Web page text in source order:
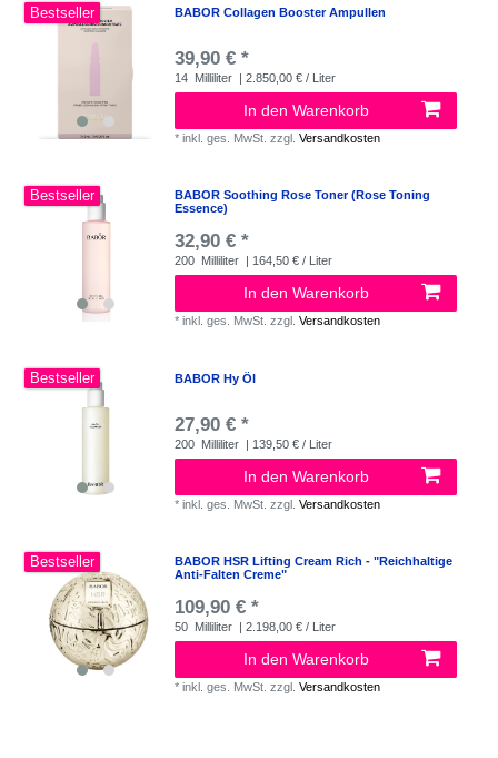
Bestseller BABOR Collagen Booster Ampullen
39,90 € *
14 Milliliter | 2.850,00 € / Liter
In den Warenkorb
*inkl. ges. MwSt. zzgl.Versandkosten
Bestseller
BABOR Soothing Rose Toner (Rose Toning
Essence)
32,90 € *
200 Milliliter | 164,50 € / Liter
In den Warenkorb
*inkl. ges. MwSt. zzgl.Versandkosten
Bestseller BABOR Hy Öl
27,90 € *
200 Milliliter | 139,50 € / Liter
In den Warenkorb
*inkl. ges. MwSt. zzgl.Versandkosten
Bestseller
BABOR HSR Lifting Cream Rich - "Reichhaltige
Anti-Falten Creme"
109,90 € *
50 Milliliter | 2.198,00 € / Liter
In den Warenkorb
*inkl. ges. MwSt. zzgl.Versandkosten